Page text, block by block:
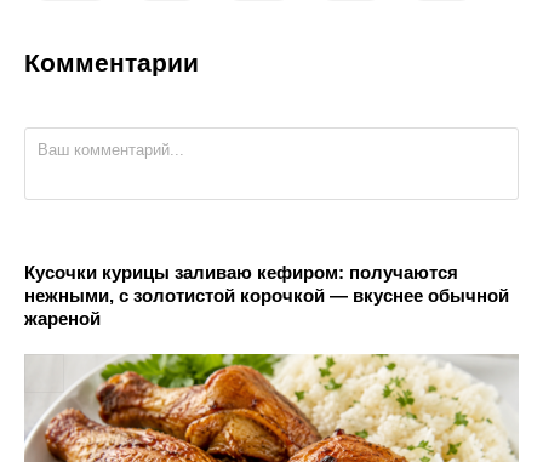
Комментарии
Кусочки курицы заливаю кефиром: получаются
нежными, с золотистой корочкой — вкуснее обычной
жареной